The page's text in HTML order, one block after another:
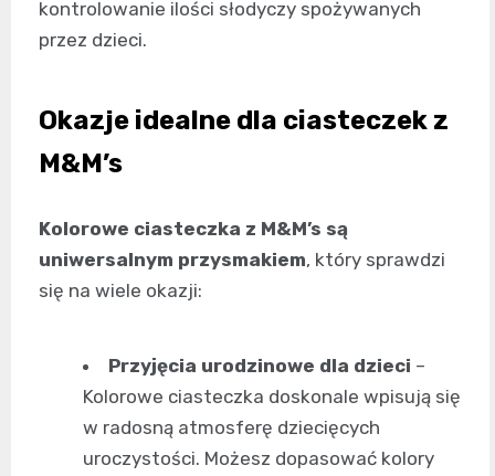
kontrolowanie ilości słodyczy spożywanych
przez dzieci.
Okazje idealne dla ciasteczek z
M&M’s
Kolorowe ciasteczka z M&M’s są
uniwersalnym przysmakiem, który sprawdzi
się na wiele okazji:
Przyjęcia urodzinowe dla dzieci –
Kolorowe ciasteczka doskonale wpisują się
w radosną atmosferę dziecięcych
uroczystości. Możesz dopasować kolory